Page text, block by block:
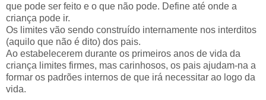
que pode ser feito e o que não pode. Define até onde a
criança pode ir.
Os limites vão sendo construído internamente nos interditos
(aquilo que não é dito) dos pais.
Ao estabelecerem durante os primeiros anos de vida da
criança limites firmes, mas carinhosos, os pais ajudam-na a
formar os padrões internos de que irá necessitar ao logo da
vida.